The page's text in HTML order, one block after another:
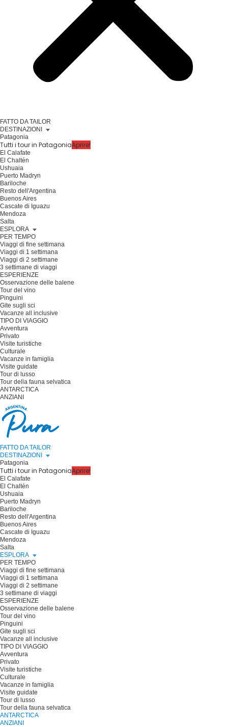
FATTO DA TAILOR
DESTINAZIONI
Patagonia
Tutti i tour in PatagoniaAprire!
El Calafate
El Chaltén
Ushuaia
Puerto Madryn
Bariloche
Resto dell'Argentina
Buenos Aires
Cascate di Iguazu
Mendoza
Salta
ESPLORA
PER TEMPO
Viaggi di fine settimana
Viaggi di 1 settimana
Viaggi di 2 settimane
3 settimane di viaggi
ESPERIENZE
Osservazione delle balene
Tour del vino
Pinguini
Gite sugli sci
Vacanze all inclusive
TIPO DI VIAGGIO
Avventura
Privato
Visite turistiche
Culturale
Vacanze in famiglia
Visite guidate
Tour di lusso
Tour della fauna selvatica
ANTARCTICA
ANZIANI
FATTO DA TAILOR
DESTINAZIONI
Patagonia
Tutti i tour in PatagoniaAprire!
El Calafate
El Chaltén
Ushuaia
Puerto Madryn
Bariloche
Resto dell'Argentina
Buenos Aires
Cascate di Iguazu
Mendoza
Salta
ESPLORA
PER TEMPO
Viaggi di fine settimana
Viaggi di 1 settimana
Viaggi di 2 settimane
3 settimane di viaggi
ESPERIENZE
Osservazione delle balene
Tour del vino
Pinguini
Gite sugli sci
Vacanze all inclusive
TIPO DI VIAGGIO
Avventura
Privato
Visite turistiche
Culturale
Vacanze in famiglia
Visite guidate
Tour di lusso
Tour della fauna selvatica
ANTARCTICA
ANZIANI